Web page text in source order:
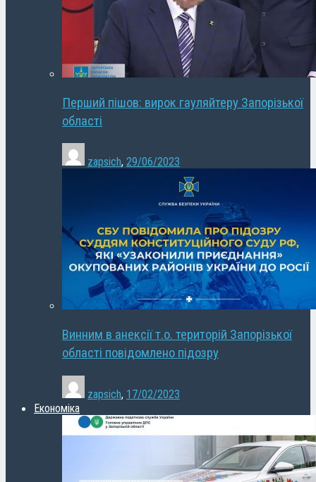
Перший пішов: вирок гауляйтеру Запорізької
області
zapsich, 29/06/2023
Винним в анексії т.о. територій Запорізької
області повідомлено підозру
zapsich, 17/02/2023
Економіка